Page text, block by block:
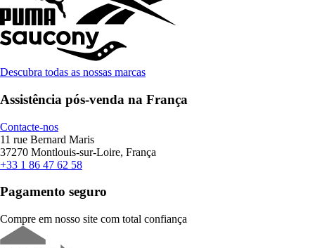
Descubra todas as nossas marcas
Assistência pós-venda na França
Contacte-nos
11 rue Bernard Maris
37270 Montlouis-sur-Loire, França
+33 1 86 47 62 58
Pagamento seguro
Compre em nosso site com total confiança